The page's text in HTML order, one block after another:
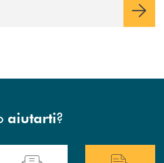
aiutarti?
delle filiali .
Hai bisogno di assistenza immediata?
Hai bisogno di